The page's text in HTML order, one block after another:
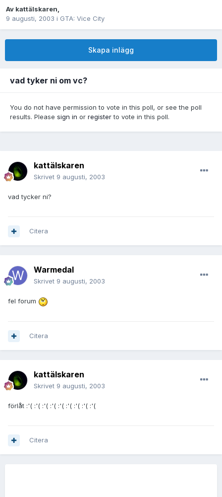
Av kattälskaren,
9 augusti, 2003 i GTA: Vice City
Skapa inlägg
vad tyker ni om vc?
You do not have permission to vote in this poll, or see the poll
results. Please sign in or registerto vote in this poll.
kattälskaren
Skrivet 9 augusti, 2003
vad tycker ni?
Citera
Warmedal
Skrivet 9 augusti, 2003
fel forum
Citera
kattälskaren
Skrivet 9 augusti, 2003
förlåt :'( :'( :'( :'( :'( :'( :'( :'( :'(
Citera